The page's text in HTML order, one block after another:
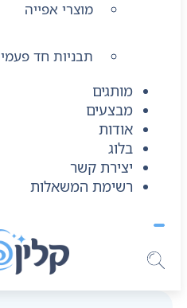
מוצרי אפייה
תבניות חד פעמי
מותגים
מבצעים
אודות
בלוג
יצירת קשר
רשימת המשאלות